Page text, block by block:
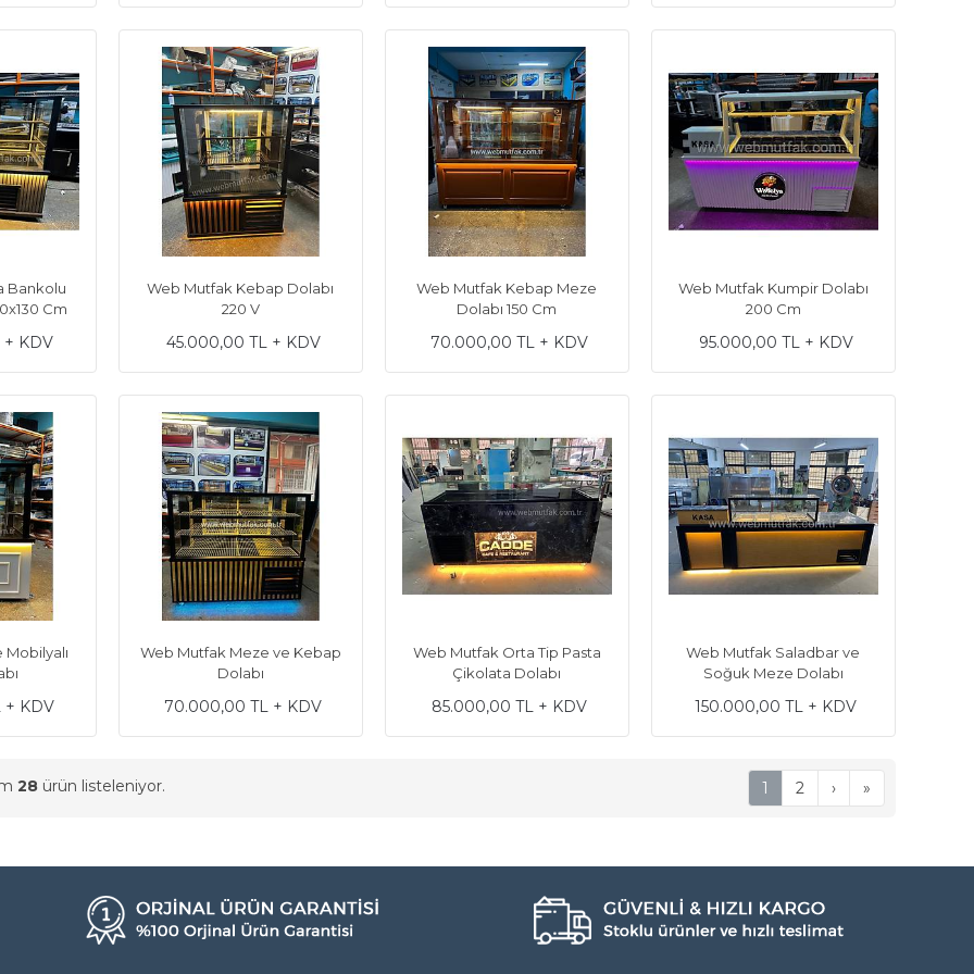
Bankolu
Cm
+ KDV
Web Mutfak Kebap Dolabı
220 V
45.000,00 TL + KDV
Web Mutfak Kebap Meze
Dolabı 150 Cm
70.000,00 TL + KDV
Web Mutfak Kumpir Dolabı
200 Cm
95.000,00 TL + KDV
+ KDV
Web Mutfak Meze ve Kebap
Dolabı
70.000,00 TL + KDV
Web Mutfak Orta Tip Pasta
Çikolata Dolabı
85.000,00 TL + KDV
Web Mutfak Saladbar ve
Soğuk Meze Dolabı
150.000,00 TL + KDV
28 ürün listeleniyor. 1 2 › »